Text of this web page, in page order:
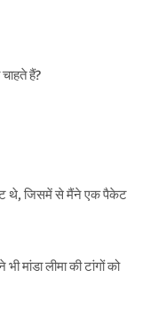
हैं?
थे, जिसमें से मैंने एक पैकेट
मांडा लीमा की टांगों को